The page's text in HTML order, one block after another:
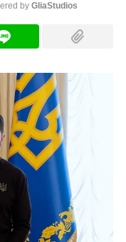
by GliaStudios